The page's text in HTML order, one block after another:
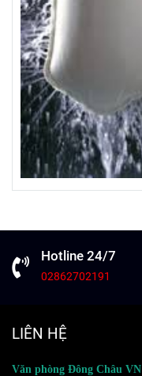
Hotline 24/7
02862702191
LIÊN HỆ
Văn phòng Đông Châu VN